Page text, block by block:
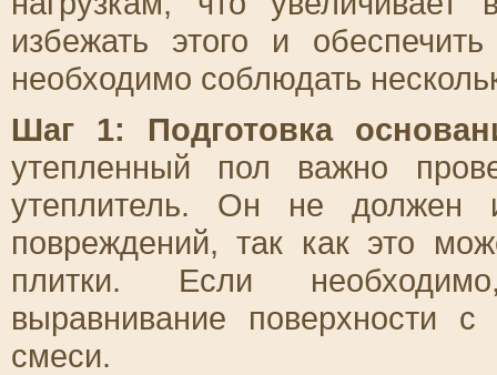
избежать этого и
необходимо соблюдать
Шаг 1: Подготовка
утепленный пол важно
утеплитель. Он не должен
повреждений, так как это
плитки. Если
выравнивание поверхности
смеси.